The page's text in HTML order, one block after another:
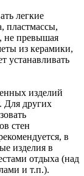
легкие
пластмассы,
не превышая
из керамики,
устанавливать
изделий
Для других
стен
в
изделия в
отдыха (над
и т.п.).